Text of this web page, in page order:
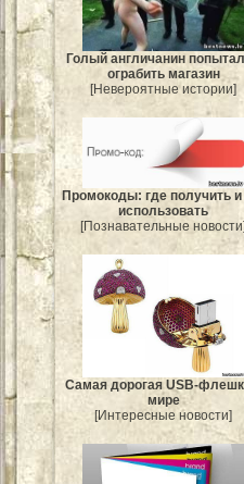
Голый англичанин
ограбить магазин
[Невероятные истории]
Промокоды: где получить и
использовать
[Познавательные
Самая дорогая USB-
мире
[Интересные новости]